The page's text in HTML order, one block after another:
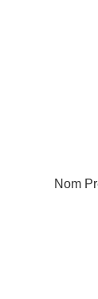
Nom